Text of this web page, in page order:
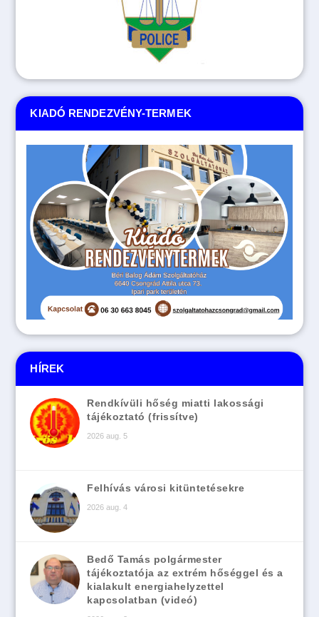
HÍREK
Rendkívüli hőség miatti lakossági
tájékoztató (frissítve)
2026 aug. 5
Felhívás városi kitüntetésekre
2026 aug. 4
Bedő Tamás polgármester
tájékoztatója az extrém hőséggel és a
kialakult energiahelyzettel
kapcsolatban (videó)
KIADÓ RENDEZVÉNY-TERMEK